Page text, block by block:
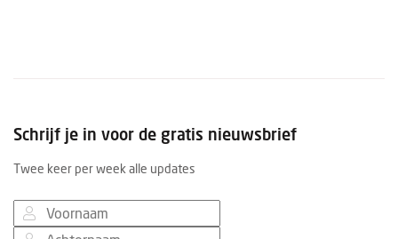
Schrijf je in voor de gratis nieuwsbrief
Twee keer per week alle updates